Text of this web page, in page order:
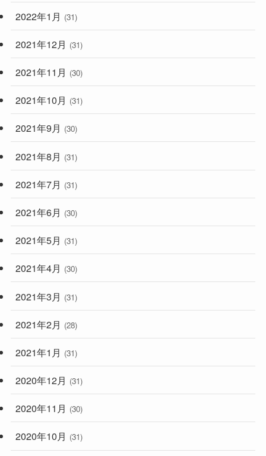
2022年1月 (31)
2021年12月 (31)
2021年11月 (30)
2021年10月 (31)
2021年9月 (30)
2021年8月 (31)
2021年7月 (31)
2021年6月 (30)
2021年5月 (31)
2021年4月 (30)
2021年3月 (31)
2021年2月 (28)
2021年1月 (31)
2020年12月 (31)
2020年11月 (30)
2020年10月 (31)